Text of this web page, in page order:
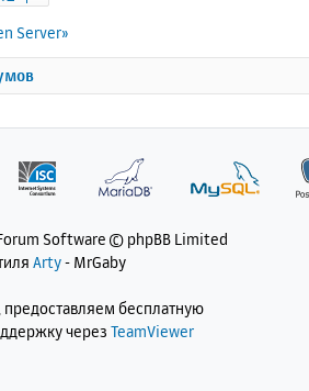
Server»
Software © phpBB Limited
Arty- MrGaby
, предоставляем бесплатную
через TeamViewer